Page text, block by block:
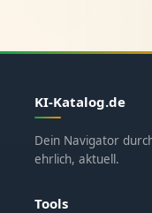
KI-Katalog.de
Dein Navigator
ehrlich, aktuell.
Tools